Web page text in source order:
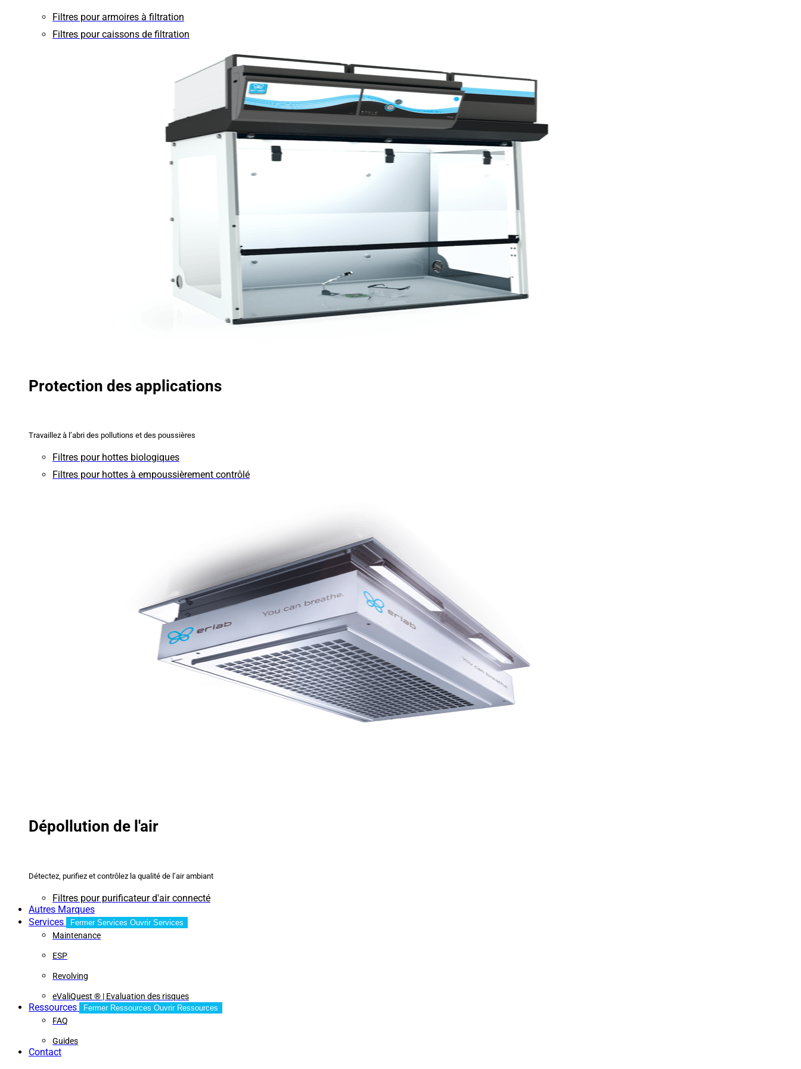
Filtres pour armoires à filtration
Filtres pour caissons de filtration
Protection des applications
Travaillez à l’abri des pollutions et des poussières
Filtres pour hottes biologiques
Filtres pour hottes à empoussièrement contrôlé
Dépollution de l'air
Détectez, purifiez et contrôlez la qualité de l’air ambiant
Filtres pour purificateur d'air connecté
Autres Marques
Services
Fermer Services Ouvrir Services
Maintenance
ESP
Revolving
eValiQuest ® | Evaluation des risques
Ressources Fermer Ressources Ouvrir Ressources
FAQ
Guides
Contact